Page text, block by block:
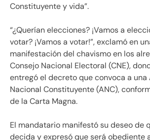
Constituyente y vida”.
“¿Querían elecciones? ¡Vamos a
votar? ¡Vamos a votar!”, exclamó en
manifestación del chavismo en los
Consejo Nacional Electoral (CNE),
entregó el decreto que convoca a una
Nacional Constituyente (ANC),
de la Carta Magna.
El mandatario manifestó su deseo de
decida y expresó que será obediente